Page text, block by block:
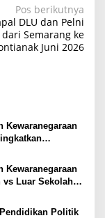
Pos berikutnya
DLU dan Pelni
dari Semarang ke
Juni 2026
Kewaranegaraan
Kewaranegaraan
vs Luar Sekolah
Politik